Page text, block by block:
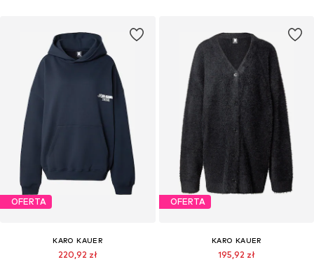
OFERTA
KARO KAUER
220,92 zł
OFERTA
KARO KAUER
195,92 zł